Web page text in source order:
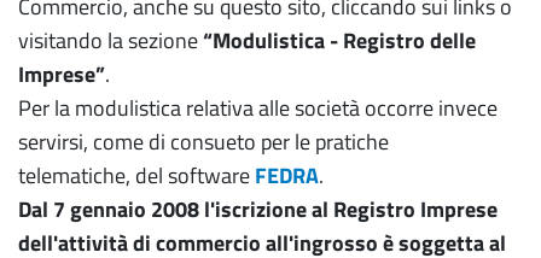
visitando la sezione“Modulistica - Registro delle
Imprese”.
Per la modulistica relativa alle società occorre invece
servirsi, come di consueto per le pratiche
telematiche, del softwareFEDRA.
Dal 7 gennaio 2008 l'iscrizione al Registro Imprese
dell'attività di commercio all'ingrosso è soggetta al